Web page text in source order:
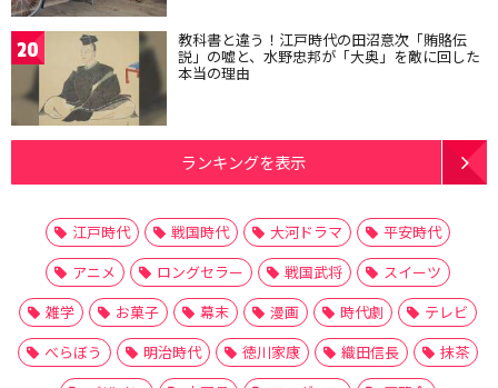
20 教科書と違う！江戸時代の田沼意次「賄賂伝
説」の嘘と、水野忠邦が「大奥」を敵に回した
本当の理由
ランキングを表示
江戸時代 戦国時代 大河ドラマ
平安時代
アニメ
ロングセラー 戦国武将
スイーツ
雑学
お菓子 幕末 漫画 時代劇
テレビ
べらぼう
明治時代 徳川家康 織田信長
抹茶